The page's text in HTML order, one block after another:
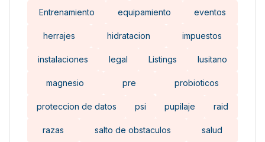
Entrenamiento equipamiento eventos
herrajes hidratacion impuestos
instalaciones legal Listings lusitano
magnesio pre probioticos
proteccion de datos psi pupilaje raid
razas salto de obstaculos salud